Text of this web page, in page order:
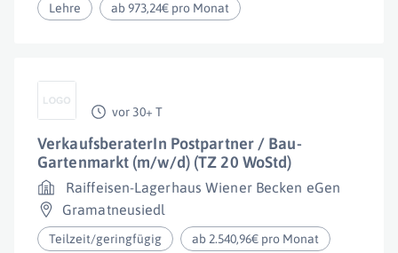
Lehre ab 973,24€ pro Monat
vor 30+ T
VerkaufsberaterIn Postpartner / Bau-
Gartenmarkt (m/w/d) (TZ 20 WoStd)
Raiffeisen-Lagerhaus Wiener Becken eGen
Gramatneusiedl
Teilzeit/geringfügig ab 2.540,96€ pro Monat